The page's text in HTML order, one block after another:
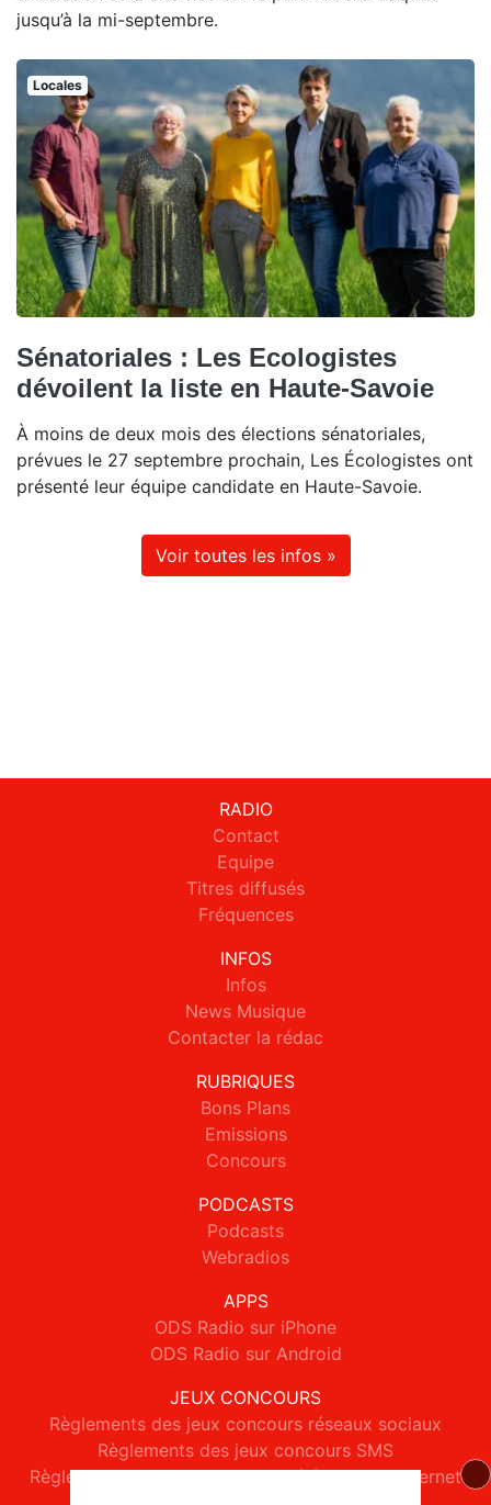
jusqu’à la mi-septembre.
Locales
Sénatoriales : Les Ecologistes
dévoilent la liste en Haute-Savoie
À moins de deux mois des élections sénatoriales,
prévues le 27 septembre prochain, Les Écologistes ont
présenté leur équipe candidate en Haute-Savoie.
Voir toutes les infos »
RADIO
Contact
Equipe
Titres diffusés
Fréquences
INFOS
Infos
News Musique
Contacter la rédac
RUBRIQUES
Bons Plans
Emissions
Concours
PODCASTS
Podcasts
Webradios
APPS
ODS Radio sur iPhone
ODS Radio sur Android
JEUX CONCOURS
Règlements des jeux concours réseaux sociaux
Règlements des jeux concours SMS
Règlements des jeux concours téléphone et internet